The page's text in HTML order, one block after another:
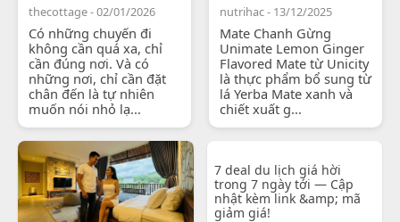
thecottage - 02/01/2026
Có những chuyến đi
không cần quá xa, chỉ
cần đúng nơi. Và có
những nơi, chỉ cần đặt
chân đến là tự nhiên
muốn nói nhỏ lạ...
nutrihac - 13/12/2025
Mate Chanh Gừng
Unimate Lemon Ginger
Flavored Mate từ Unicity
là thực phẩm bổ sung từ
lá Yerba Mate xanh và
chiết xuất g...
7 deal du lịch giá hời
trong 7 ngày tới — Cập
nhật kèm link &amp; mã
giảm giá!